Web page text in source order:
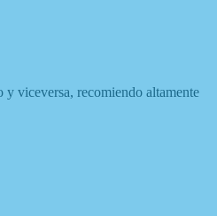
y viceversa, recomiendo altamente